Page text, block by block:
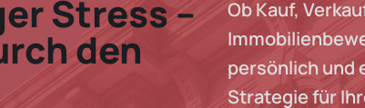
Stress –
den
Ob Kauf,
persönlich und
Strategie für